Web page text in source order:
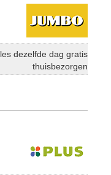
dezelfde dag gratis
thuisbezorgen